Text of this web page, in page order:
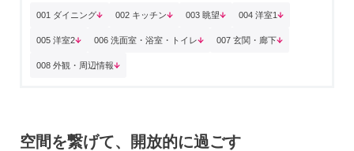
001 ダイニング 002 キッチン 003 眺望 004 洋室1
005 洋室2 006 洗面室・浴室・トイレ 007 玄関・廊下
008 外観・周辺情報
空間を繋げて、開放的に過ごす